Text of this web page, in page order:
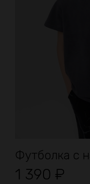
Футболка с
1 390 ₽